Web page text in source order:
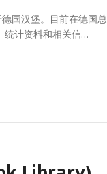
国汉堡。目前在德国
统计资料和相关信…